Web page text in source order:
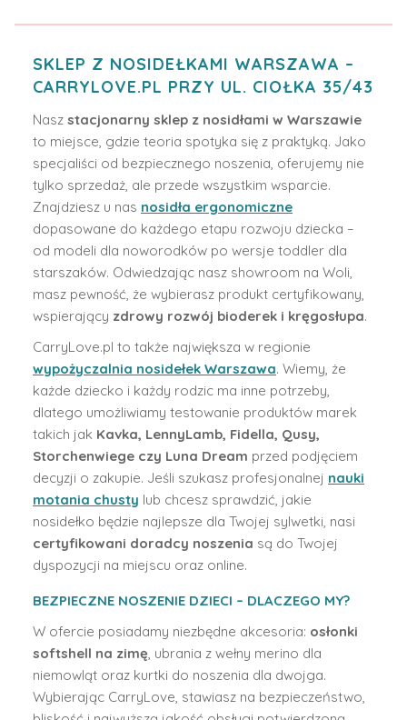
SKLEP Z NOSIDEŁKAMI WARSZAWA –
CARRYLOVE.PL PRZY UL. CIOŁKA 35/43
Nasz stacjonarny sklep z nosidłami w Warszawie
to miejsce, gdzie teoria spotyka się z praktyką. Jako
specjaliści od bezpiecznego noszenia, oferujemy nie
tylko sprzedaż, ale przede wszystkim wsparcie.
Znajdziesz u nas nosidła ergonomiczne
dopasowane do każdego etapu rozwoju dziecka –
od modeli dla noworodków po wersje toddler dla
starszaków. Odwiedzając nasz showroom na Woli,
masz pewność, że wybierasz produkt certyfikowany,
wspierający zdrowy rozwój bioderek i kręgosłupa.
CarryLove.pl to także największa w regionie
wypożyczalnia nosidełek Warszawa. Wiemy, że
każde dziecko i każdy rodzic ma inne potrzeby,
dlatego umożliwiamy testowanie produktów marek
takich jak Kavka, LennyLamb, Fidella, Qusy,
Storchenwiege czy Luna Dream przed podjęciem
decyzji o zakupie. Jeśli szukasz profesjonalnej nauki
motania chusty lub chcesz sprawdzić, jakie
nosidełko będzie najlepsze dla Twojej sylwetki, nasi
certyfikowani doradcy noszenia są do Twojej
dyspozycji na miejscu oraz online.
BEZPIECZNE NOSZENIE DZIECI – DLACZEGO MY?
W ofercie posiadamy niezbędne akcesoria: osłonki
softshell na zimę, ubrania z wełny merino dla
niemowląt oraz kurtki do noszenia dla dwojga.
Wybierając CarryLove, stawiasz na bezpieczeństwo,